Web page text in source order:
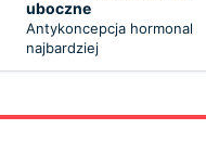
uboczne
Antykoncepcja
najbardziej